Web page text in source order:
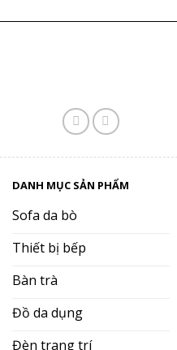
DANH MỤC SẢN PHẨM
Sofa da bò
Thiết bị bếp
Bàn trà
Đồ da dụng
Đèn trang trí